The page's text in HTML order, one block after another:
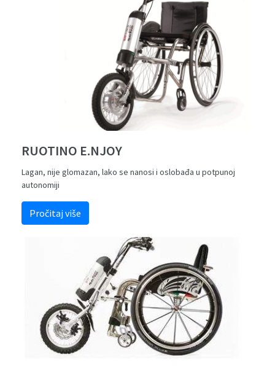
RUOTINO E.NJOY
Lagan, nije glomazan, lako se nanosi i oslobađa u potpunoj
autonomiji
Pročitaj više